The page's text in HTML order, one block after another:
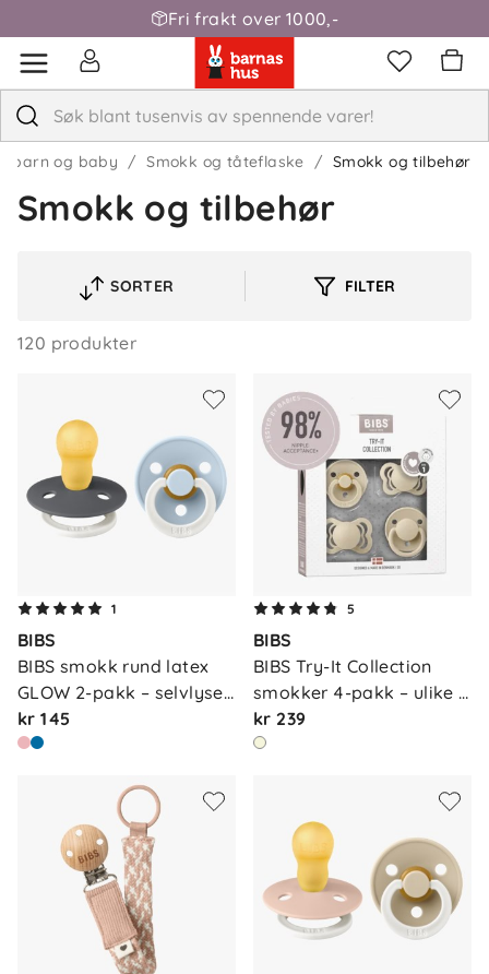
Fri frakt over 1000,-
barn og baby Smokk og tåteflaske Smokk og tilbehør
Smokk og tilbehør
SORTER FILTER
120 produkter
1
BIBS
BIBS smokk rund latex
GLOW 2-pakk – selvlyse…
kr 145
5
BIBS
BIBS Try-It Collection
smokker 4-pakk – ulike
f…
kr 239